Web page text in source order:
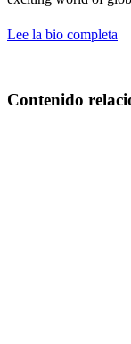
Lee la bio completa
Contenido